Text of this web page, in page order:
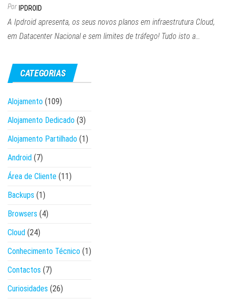
Por IPDROID
A Ipdroid apresenta, os seus novos planos em infraestrutura Cloud,
em Datacenter Nacional e sem limites de tráfego! Tudo isto a…
CATEGORIAS
Alojamento (109)
Alojamento Dedicado (3)
Alojamento Partilhado (1)
Android (7)
Área de Cliente (11)
Backups (1)
Browsers (4)
Cloud (24)
Conhecimento Técnico (1)
Contactos (7)
Curiosidades (26)